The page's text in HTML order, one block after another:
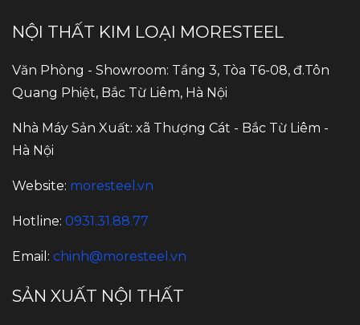
NỘI THẤT KIM LOẠI MORESTEEL
Văn Phòng - Showroom: Tầng 3, Tòa T6-08, đ.Tôn
Quang Phiệt, Bắc Từ Liêm, Hà Nội
Nhà Máy Sản Xuất: xã Thượng Cát - Bắc Từ Liêm -
Hà Nội
Website: moresteel.vn
Hotline: 0931.31.88.77
Email: chinh@moresteel.vn
SẢN XUẤT NỘI THẤT